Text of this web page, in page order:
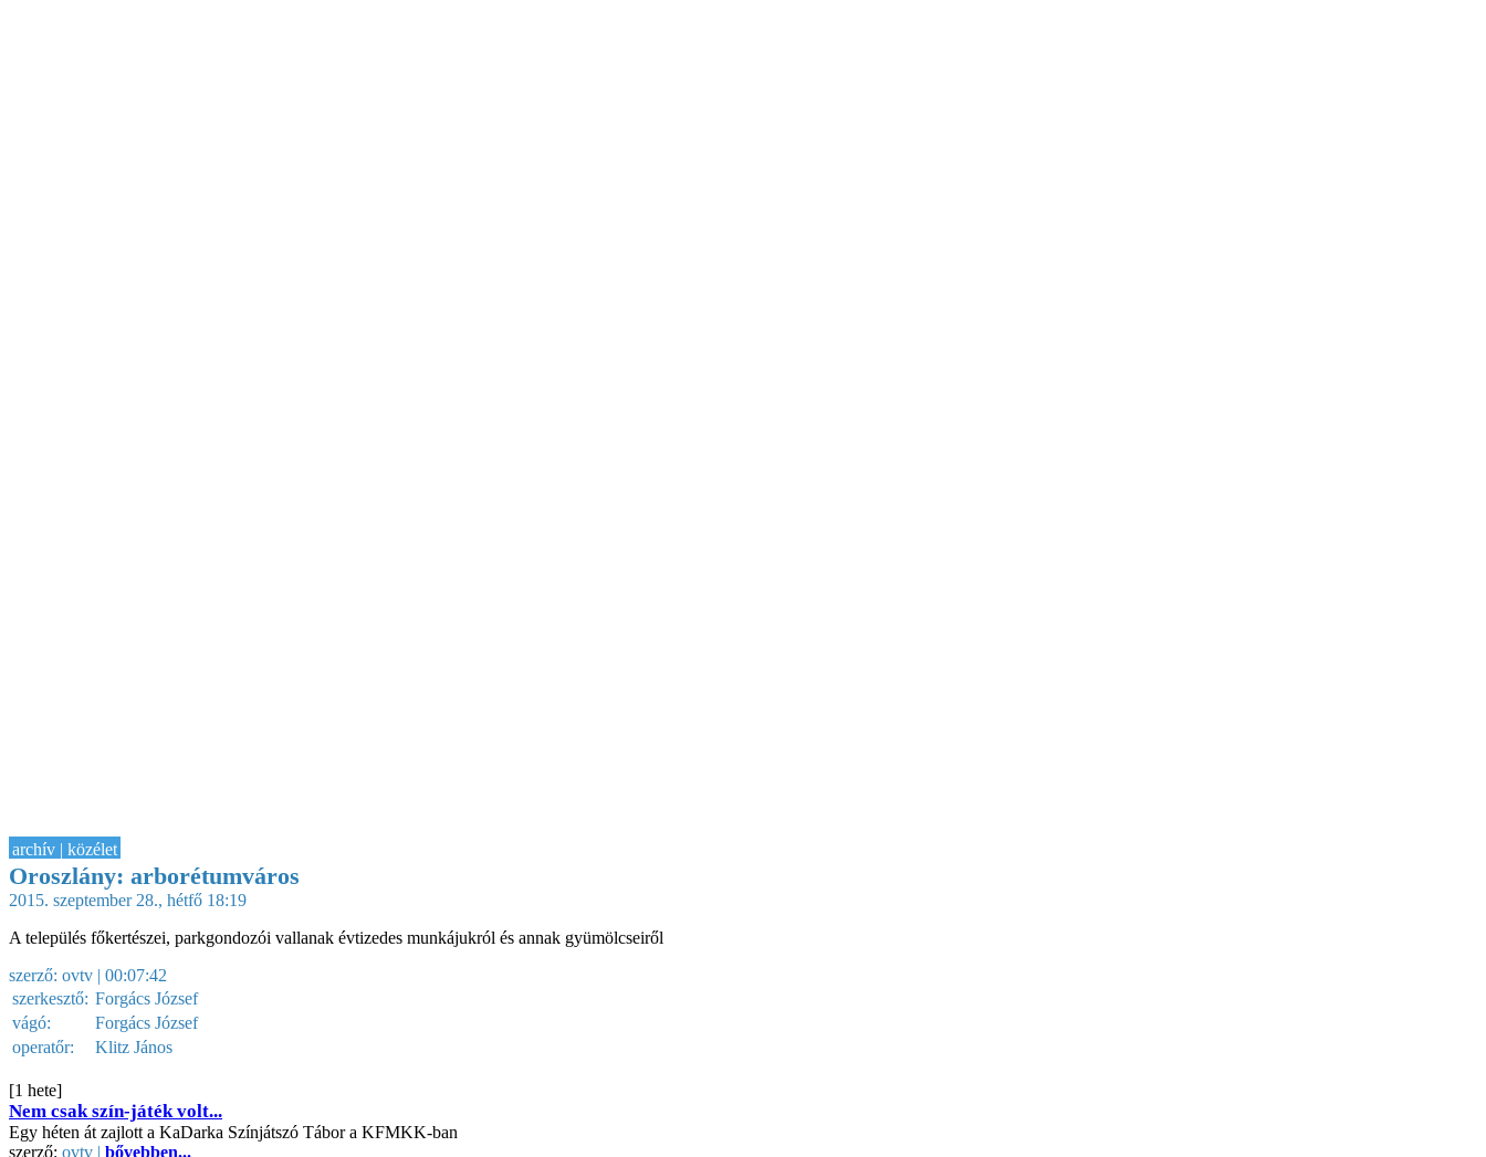
archív | közélet
Oroszlány: arborétumváros
2015. szeptember 28., hétfő 18:19
A település főkertészei, parkgondozói vallanak évtizedes munkájukról és annak gyümölcseiről
szerző: ovtv | 00:07:42
szerkesztő: Forgács József
vágó:
Forgács József
operatőr:
Klitz János
[1 hete]
Nem csak szín-játék volt...
Egy héten át zajlott a KaDarka Színjátszó Tábor a KFMKK-ban
szerző: ovtv | bővebben...